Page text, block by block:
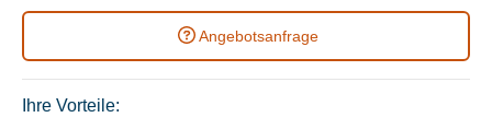
Angebotsanfrage
Ihre Vorteile: